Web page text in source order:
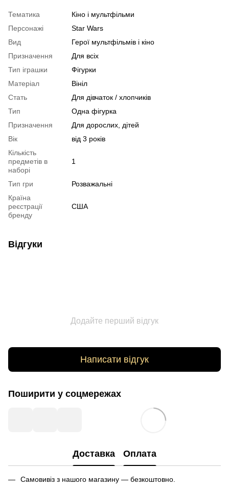
Тематика
Кіно і мультфільми
Персонажі
Star Wars
Вид
Герої мультфільмів і кіно
Призначення
Для всіх
Тип іграшки
Фігурки
Матеріал
Вініл
Стать
Для дівчаток / хлопчиків
Тип
Одна фігурка
Призначення
Для дорослих, дітей
Вік
від 3 років
Кількість
предметів в
наборі
1
Тип гри
Розважальні
Країна
реєстрації
бренду
США
Відгуки
Додайте перший відгук
Написати відгук
Поширити у соцмережах
Доставка Оплата
Самовивіз з нашого магазину — безкоштовно.